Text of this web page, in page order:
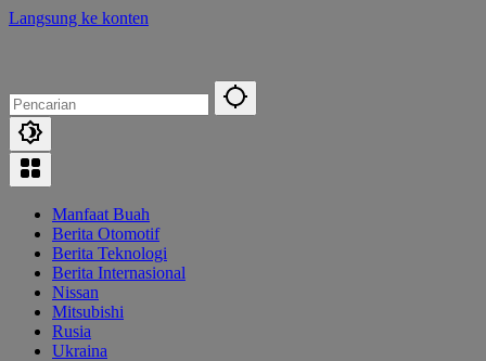
Langsung ke konten
Manfaat Buah
Berita Otomotif
Berita Teknologi
Berita Internasional
Nissan
Mitsubishi
Rusia
Ukraina